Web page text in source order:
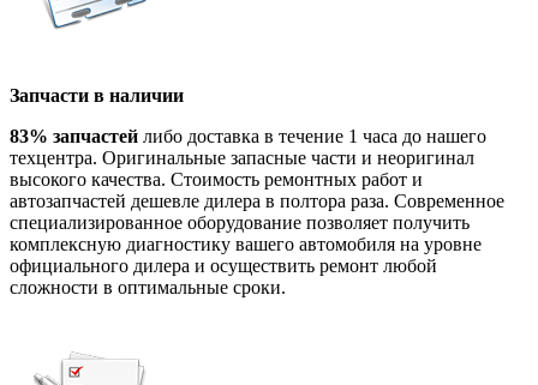
Запчасти в наличии
83% запчастей либо доставка в течение 1 часа до нашего
техцентра. Оригинальные запасные части и неоригинал
высокого качества. Стоимость ремонтных работ и
автозапчастей дешевле дилера в полтора раза. Современное
специализированное оборудование позволяет получить
комплексную диагностику вашего автомобиля на уровне
официального дилера и осуществить ремонт любой
сложности в оптимальные сроки.